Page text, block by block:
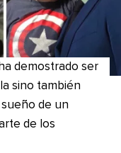
ha demostrado ser
sino también
de un
de los